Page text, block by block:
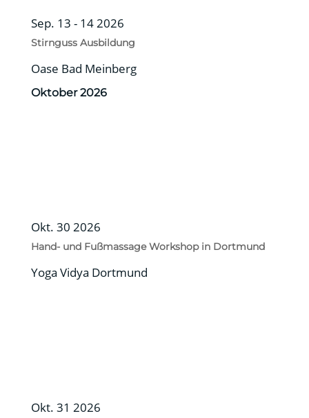
Sep. 13 - 14 2026
Stirnguss Ausbildung
Oase Bad Meinberg
Oktober 2026
Okt. 30 2026
Hand- und Fußmassage Workshop in Dortmund
Yoga Vidya Dortmund
Okt. 31 2026